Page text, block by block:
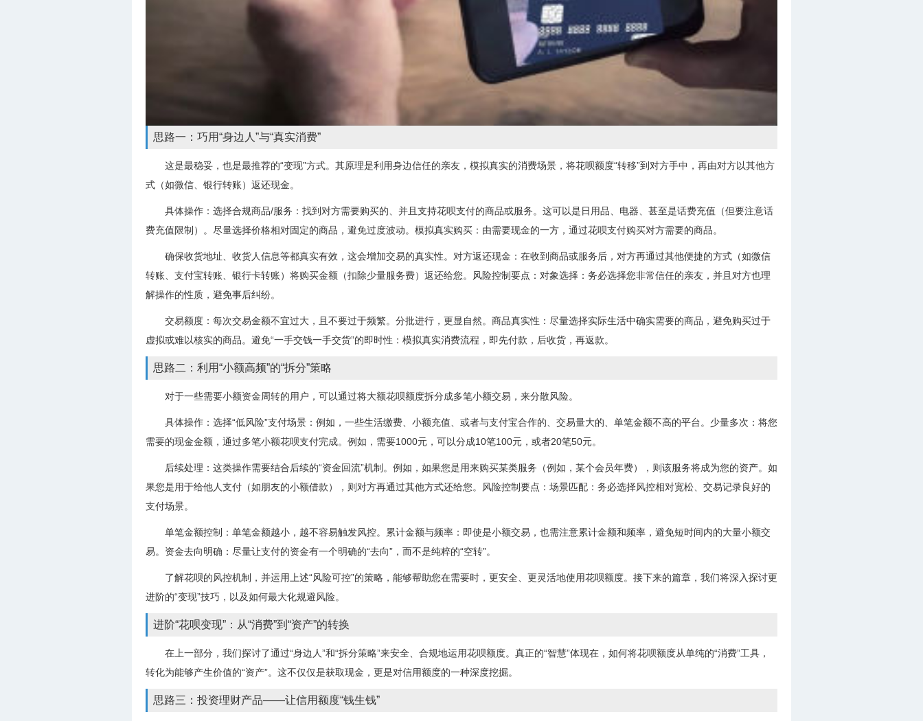
思路一：巧用“身边人”与“真实消费”
这是最稳妥，也是最推荐的“变现”方式。其原理是利用身边信任的亲友，模拟真实的消费场景，将花呗额度“转移”到对方手中，再由对方以其他方
式（如微信、银行转账）返还现金。
具体操作：选择合规商品/服务：找到对方需要购买的、并且支持花呗支付的商品或服务。这可以是日用品、电器、甚至是话费充值（但要注意话
费充值限制）。尽量选择价格相对固定的商品，避免过度波动。模拟真实购买：由需要现金的一方，通过花呗支付购买对方需要的商品。
确保收货地址、收货人信息等都真实有效，这会增加交易的真实性。对方返还现金：在收到商品或服务后，对方再通过其他便捷的方式（如微信
转账、支付宝转账、银行卡转账）将购买金额（扣除少量服务费）返还给您。风险控制要点：对象选择：务必选择您非常信任的亲友，并且对方也理
解操作的性质，避免事后纠纷。
交易额度：每次交易金额不宜过大，且不要过于频繁。分批进行，更显自然。商品真实性：尽量选择实际生活中确实需要的商品，避免购买过于
虚拟或难以核实的商品。避免“一手交钱一手交货”的即时性：模拟真实消费流程，即先付款，后收货，再返款。
思路二：利用“小额高频”的“拆分”策略
对于一些需要小额资金周转的用户，可以通过将大额花呗额度拆分成多笔小额交易，来分散风险。
具体操作：选择“低风险”支付场景：例如，一些生活缴费、小额充值、或者与支付宝合作的、交易量大的、单笔金额不高的平台。少量多次：将您
需要的现金金额，通过多笔小额花呗支付完成。例如，需要1000元，可以分成10笔100元，或者20笔50元。
后续处理：这类操作需要结合后续的“资金回流”机制。例如，如果您是用来购买某类服务（例如，某个会员年费），则该服务将成为您的资产。如
果您是用于给他人支付（如朋友的小额借款），则对方再通过其他方式还给您。风险控制要点：场景匹配：务必选择风控相对宽松、交易记录良好的
支付场景。
单笔金额控制：单笔金额越小，越不容易触发风控。累计金额与频率：即使是小额交易，也需注意累计金额和频率，避免短时间内的大量小额交
易。资金去向明确：尽量让支付的资金有一个明确的“去向”，而不是纯粹的“空转”。
了解花呗的风控机制，并运用上述“风险可控”的策略，能够帮助您在需要时，更安全、更灵活地使用花呗额度。接下来的篇章，我们将深入探讨更
进阶的“变现”技巧，以及如何最大化规避风险。
进阶“花呗变现”：从“消费”到“资产”的转换
在上一部分，我们探讨了通过“身边人”和“拆分策略”来安全、合规地运用花呗额度。真正的“智慧”体现在，如何将花呗额度从单纯的“消费”工具，
转化为能够产生价值的“资产”。这不仅仅是获取现金，更是对信用额度的一种深度挖掘。
思路三：投资理财产品——让信用额度“钱生钱”